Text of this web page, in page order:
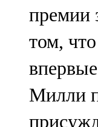
премии
том,
Милли